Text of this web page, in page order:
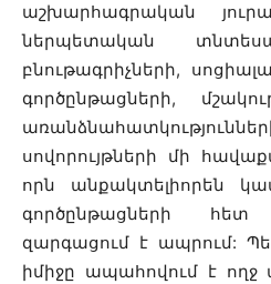
աշխարհագրական
ներպետական
բնութագրիչների,
գործընթացների,
սովորույթների մի
որն անքակտելիորեն
գործընթացների
զարգացում է ապրում:
իմիջը ապահովում է